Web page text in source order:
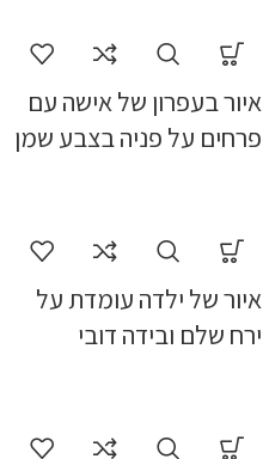
איור בעפרון של אישה עם
פרחים על פניה בצבע שמן
איור של ילדה עומדת על
ירח שלם ובידה דובי